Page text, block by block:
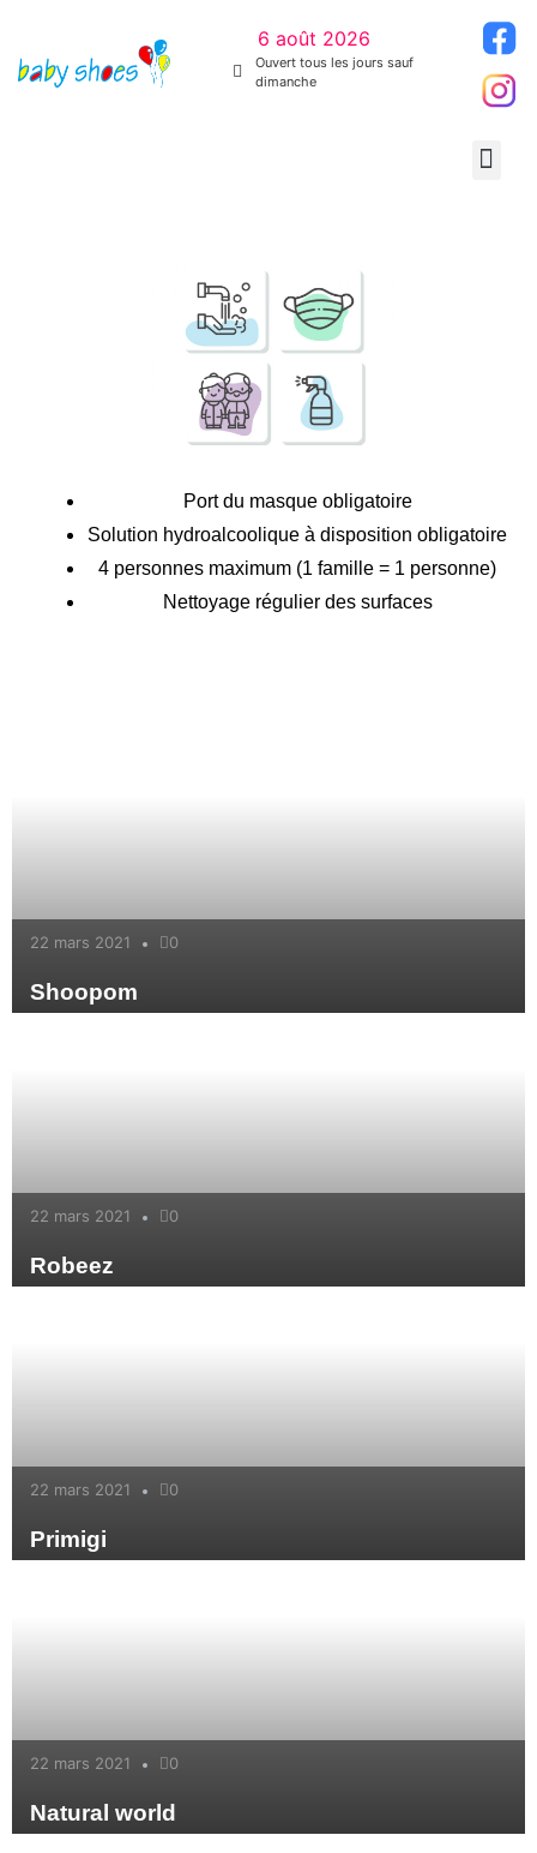
6 août 2026
Ouvert tous les jours sauf
dimanche
Port du masque obligatoire
Solution hydroalcoolique à disposition obligatoire
4 personnes maximum (1 famille = 1 personne)
Nettoyage régulier des surfaces
22 mars 2021 0
Shoopom
22 mars 2021 0
Robeez
22 mars 2021 0
Primigi
22 mars 2021 0
Natural world